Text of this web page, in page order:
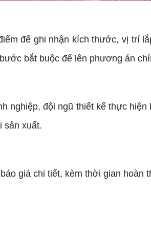
để ghi nhận kích thước, vị trí
bắt buộc để lên phương án
nghiệp, đội ngũ thiết kế thực
sản xuất.
giá chi tiết, kèm thời gian